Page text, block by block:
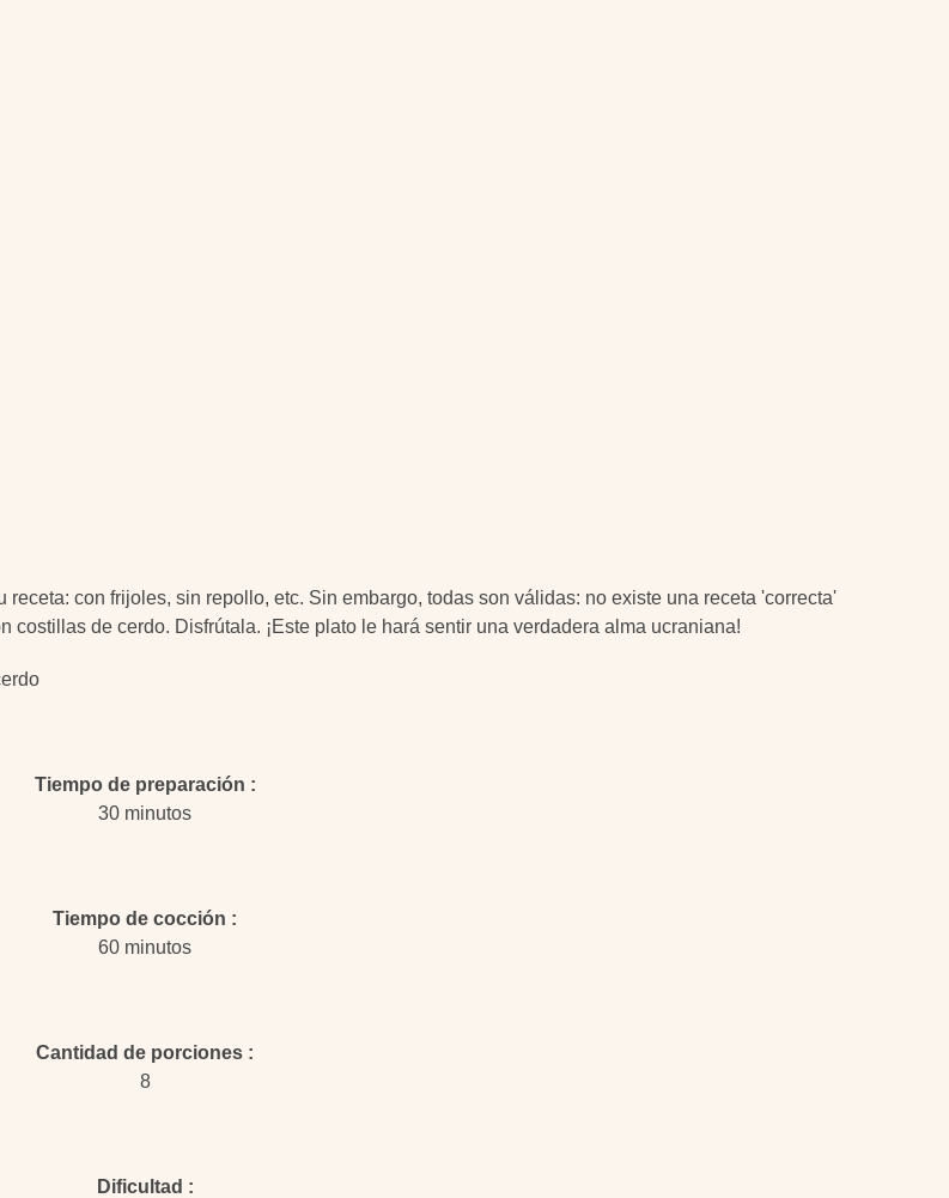
con frijoles, sin repollo, etc. Sin embargo, todas son válidas: no existe una receta 'correcta'
de cerdo. Disfrútala. ¡Este plato le hará sentir una verdadera alma ucraniana!
Tiempo de preparación
30 minutos
Tiempo de cocción
60 minutos
Cantidad de porciones
8
Dificultad